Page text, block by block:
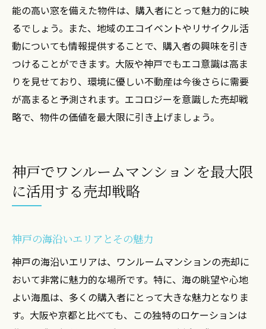
能の高い窓を備えた物件は、購入者にとって魅力的に映
るでしょう。また、地域のエコイベントやリサイクル活
動についても情報提供することで、購入者の興味を引き
つけることができます。大阪や神戸でもエコ意識は高ま
りを見せており、環境に優しい不動産は今後さらに需要
が高まると予測されます。エコロジーを意識した売却戦
略で、物件の価値を最大限に引き上げましょう。
神戸でワンルームマンションを最大限
に活用する売却戦略
神戸の海沿いエリアとその魅力
神戸の海沿いエリアは、ワンルームマンションの売却に
おいて非常に魅力的な場所です。特に、海の眺望や心地
よい海風は、多くの購入者にとって大きな魅力となりま
す。大阪や京都と比べても、この独特のロケーションは